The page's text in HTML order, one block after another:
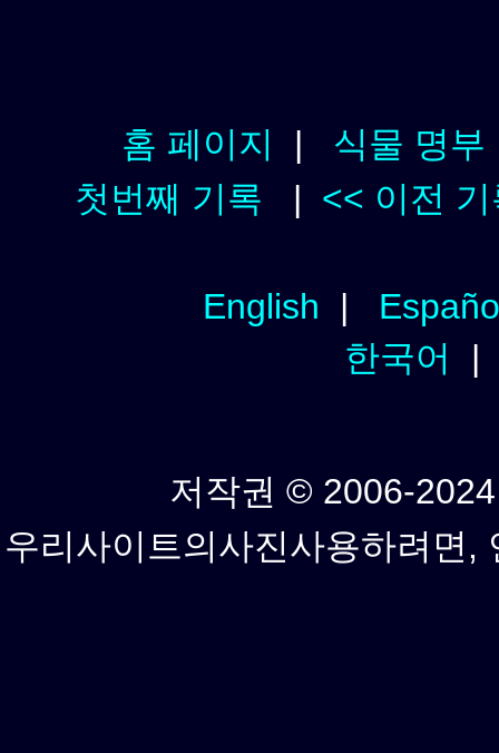
홈 페이지 | 식물 명부
첫번째 기록 | << 이전 기
English |
한국어
저작권 © 2006-
우리사이트의사진사용하려면,